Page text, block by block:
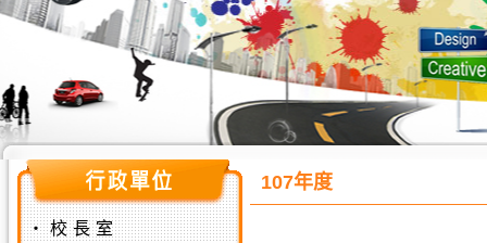
‧校長室
107年度